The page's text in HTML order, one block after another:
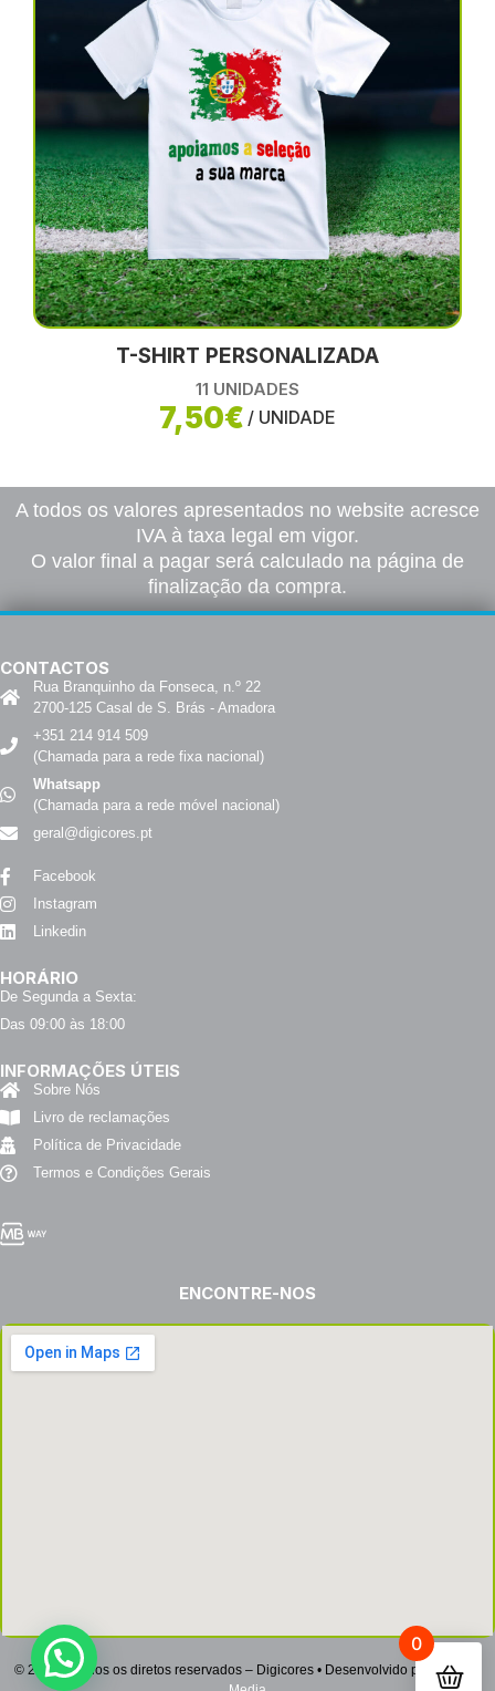
T-SHIRT PERSONALIZADA
11 UNIDADES
7,50€ / UNIDADE
A todos os valores apresentados no website acresce
IVA à taxa legal em vigor.
O valor final a pagar será calculado na página de
finalização da compra.
CONTACTOS
Rua Branquinho da Fonseca, n.º 22
2700-125 Casal de S. Brás - Amadora
+351 214 914 509
(Chamada para a rede fixa nacional)
Whatsapp
(Chamada para a rede móvel nacional)
geral@digicores.pt
Facebook
Instagram
Linkedin
HORÁRIO
De Segunda a Sexta:
Das 09:00 às 18:00
INFORMAÇÕES ÚTEIS
Sobre Nós
Livro de reclamações
Política de Privacidade
Termos e Condições Gerais
ENCONTRE-NOS
© 2022 – Todos os diretos reservados – Digicores • Desenvolvido por Netsign
0